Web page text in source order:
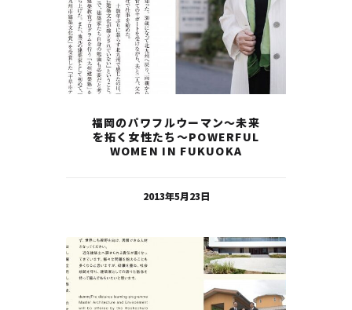
福岡のパワフルウーマン～未来
を拓く女性たち～POWERFUL
WOMEN IN FUKUOKA
2013年5月23日